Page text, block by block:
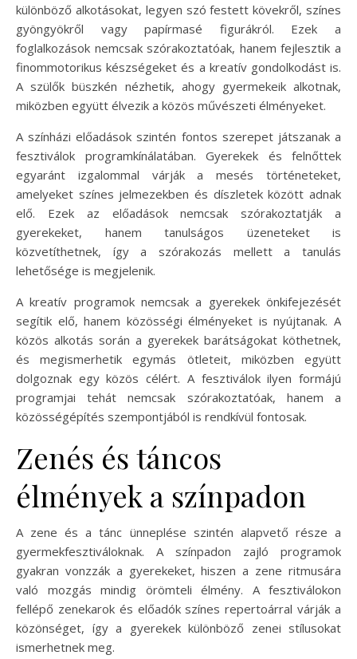
különböző alkotásokat, legyen szó festett kövekről, színes
gyöngyökről vagy papírmasé figurákról. Ezek a
foglalkozások nemcsak szórakoztatóak, hanem fejlesztik a
finommotorikus készségeket és a kreatív gondolkodást is.
A szülők büszkén nézhetik, ahogy gyermekeik alkotnak,
miközben együtt élvezik a közös művészeti élményeket.
A színházi előadások szintén fontos szerepet játszanak a
fesztiválok programkínálatában. Gyerekek és felnőttek
egyaránt izgalommal várják a mesés történeteket,
amelyeket színes jelmezekben és díszletek között adnak
elő. Ezek az előadások nemcsak szórakoztatják a
gyerekeket, hanem tanulságos üzeneteket is
közvetíthetnek, így a szórakozás mellett a tanulás
lehetősége is megjelenik.
A kreatív programok nemcsak a gyerekek önkifejezését
segítik elő, hanem közösségi élményeket is nyújtanak. A
közös alkotás során a gyerekek barátságokat köthetnek,
és megismerhetik egymás ötleteit, miközben együtt
dolgoznak egy közös célért. A fesztiválok ilyen formájú
programjai tehát nemcsak szórakoztatóak, hanem a
közösségépítés szempontjából is rendkívül fontosak.
Zenés és táncos
élmények a színpadon
A zene és a tánc ünneplése szintén alapvető része a
gyermekfesztiváloknak. A színpadon zajló programok
gyakran vonzzák a gyerekeket, hiszen a zene ritmusára
való mozgás mindig örömteli élmény. A fesztiválokon
fellépő zenekarok és előadók színes repertoárral várják a
közönséget, így a gyerekek különböző zenei stílusokat
ismerhetnek meg.